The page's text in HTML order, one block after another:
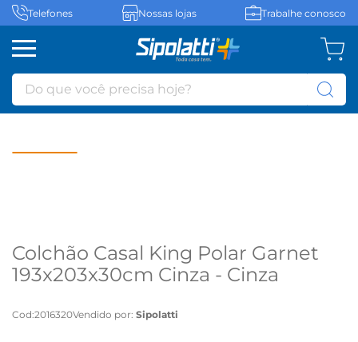
Telefones Nossas lojas Trabalhe conosco
Do que você precisa hoje?
Colchão Casal King Polar Garnet
193x203x30cm Cinza - Cinza
Cod:2016320Vendido por: Sipolatti